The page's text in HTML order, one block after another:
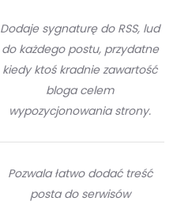
Dodaje sygnaturę do RSS, lud
do każdego postu, przydatne
kiedy ktoś kradnie zawartość
bloga celem
wypozycjonowania strony.
Pozwala łatwo dodać treść
posta do serwisów